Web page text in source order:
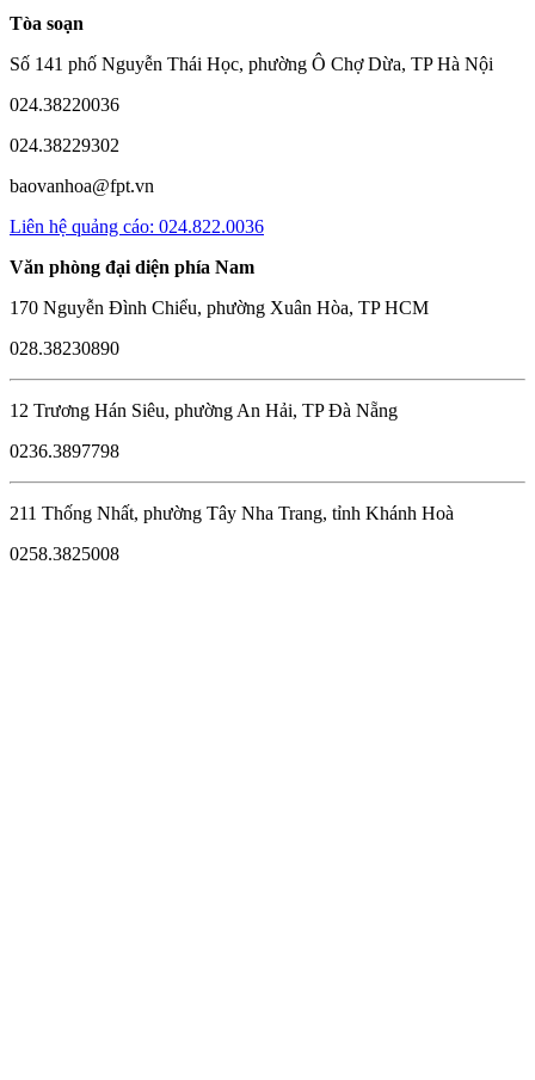
Tòa soạn
Số 141 phố Nguyễn Thái Học, phường Ô Chợ Dừa, TP Hà Nội
024.38220036
024.38229302
baovanhoa@fpt.vn
Liên hệ quảng cáo: 024.822.0036
Văn phòng đại diện phía Nam
170 Nguyễn Đình Chiểu, phường Xuân Hòa, TP HCM
028.38230890
12 Trương Hán Siêu, phường An Hải, TP Đà Nẵng
0236.3897798
211 Thống Nhất, phường Tây Nha Trang, tỉnh Khánh Hoà
0258.3825008